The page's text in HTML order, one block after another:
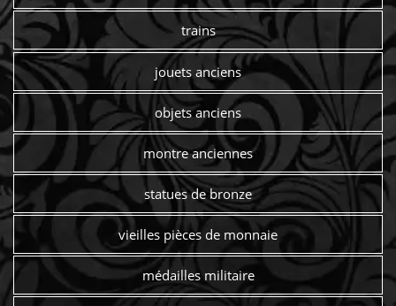
trains
jouets anciens
objets anciens
montre anciennes
statues de bronze
vieilles pièces de monnaie
médailles militaire